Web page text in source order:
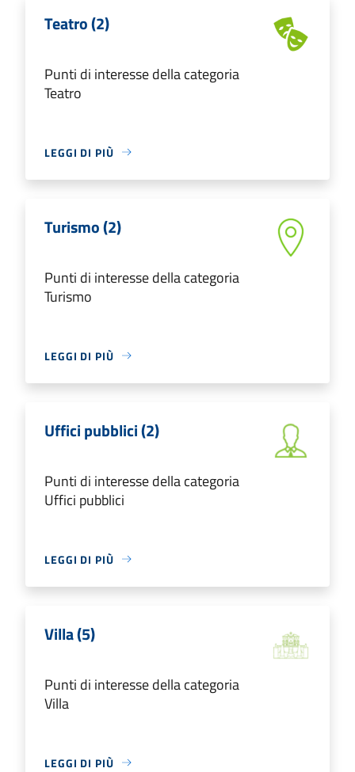
Teatro (2)
Punti di interesse della categoria
Teatro
LEGGI DI PIÙ
Turismo (2)
Punti di interesse della categoria
Turismo
LEGGI DI PIÙ
Uffici pubblici (2)
Punti di interesse della categoria
Uffici pubblici
LEGGI DI PIÙ
Villa (5)
Punti di interesse della categoria
Villa
LEGGI DI PIÙ